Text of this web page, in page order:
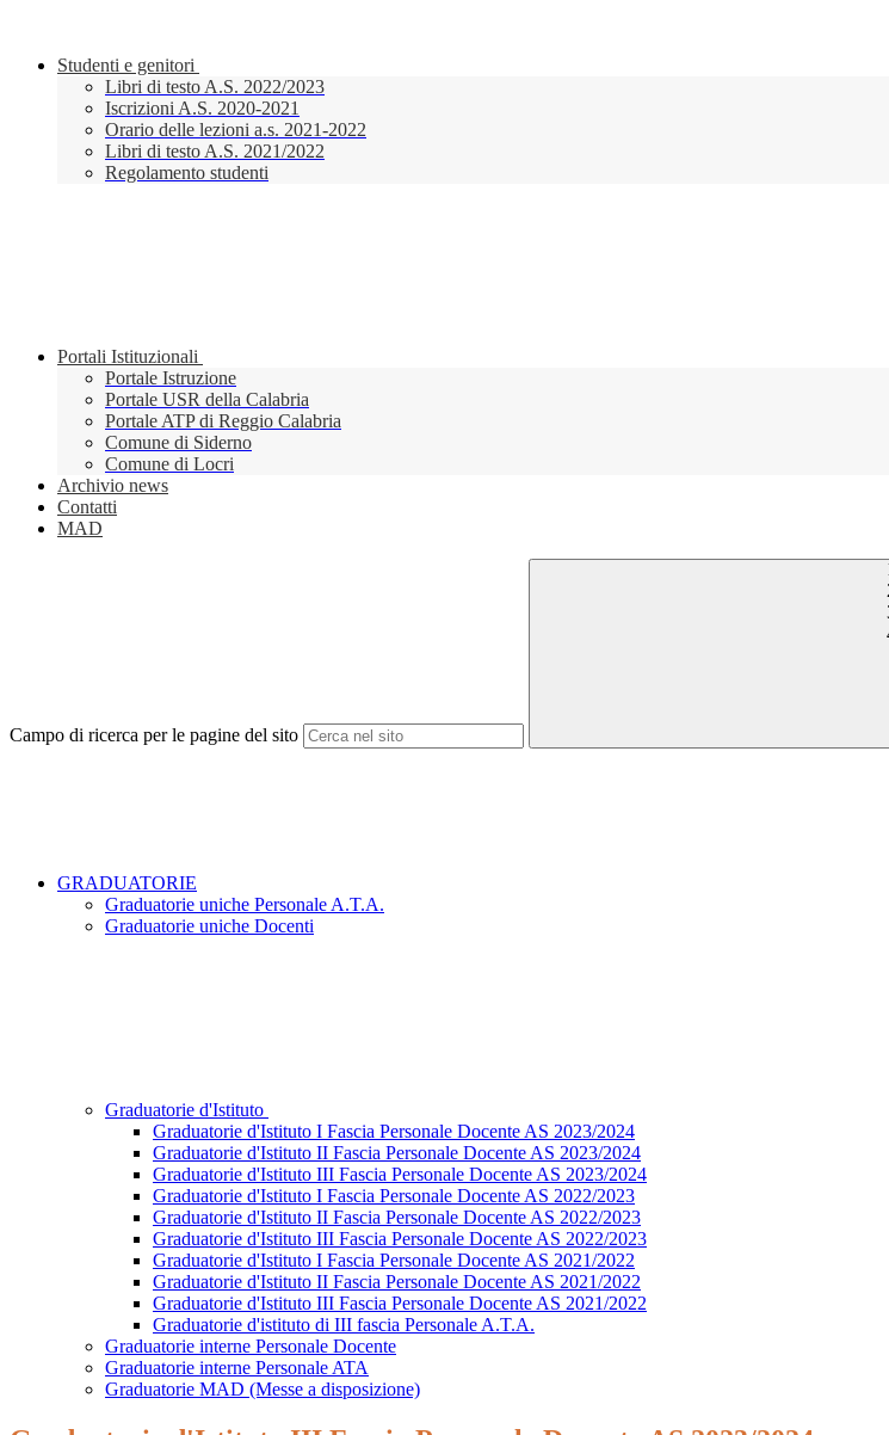
Studenti e genitori
Libri di testo A.S. 2022/2023
Iscrizioni A.S. 2020-2021
Orario delle lezioni a.s. 2021-2022
Libri di testo A.S. 2021/2022
Regolamento studenti
Portali Istituzionali
Portale Istruzione
Portale USR della Calabria
Portale ATP di Reggio Calabria
Comune di Siderno
Comune di Locri
Archivio news
Contatti
MAD
Campo di ricerca per le pagine del sito
GRADUATORIE
Graduatorie uniche Personale A.T.A.
Graduatorie uniche Docenti
Graduatorie d'Istituto
Graduatorie d'Istituto I Fascia Personale Docente AS 2023/2024
Graduatorie d'Istituto II Fascia Personale Docente AS 2023/2024
Graduatorie d'Istituto III Fascia Personale Docente AS 2023/2024
Graduatorie d'Istituto I Fascia Personale Docente AS 2022/2023
Graduatorie d'Istituto II Fascia Personale Docente AS 2022/2023
Graduatorie d'Istituto III Fascia Personale Docente AS 2022/2023
Graduatorie d'Istituto I Fascia Personale Docente AS 2021/2022
Graduatorie d'Istituto II Fascia Personale Docente AS 2021/2022
Graduatorie d'Istituto III Fascia Personale Docente AS 2021/2022
Graduatorie d'istituto di III fascia Personale A.T.A.
Graduatorie interne Personale Docente
Graduatorie interne Personale ATA
Graduatorie MAD (Messe a disposizione)